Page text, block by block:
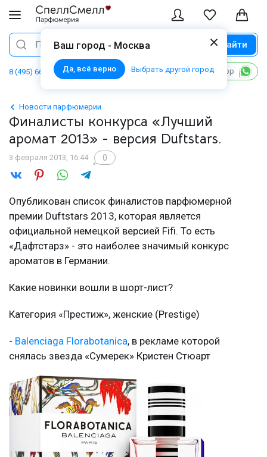
Ваш город - Москва
Да, всё верно Выбрать другой город
Поиск Найти
8 (495) 668 06 02 Написать в WhatsApp
Новости парфюмерии
Финалисты конкурса «Лучший
аромат 2013» - версия Duftstars.
3 февраля 2013, 16:44 0
Опубликован список финалистов парфюмерной
премии Duftstars 2013, которая является
официальной немецкой версией Fifi. То есть
«Дафтстарз» - это наиболее значимый конкурс
ароматов в Германии.
Какие новинки вошли в шорт-лист?
Категория «Престиж», женские (Prestige)
- Balenciaga Florabotanica, в рекламе которой
снялась звезда «Сумерек» Кристен Стюарт